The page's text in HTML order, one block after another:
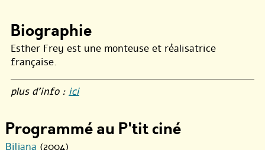
Biographie
Esther Frey est une monteuse et réalisatrice
française.
plus d’info : ici
Programmé au P'tit ciné
Biljana (2004)